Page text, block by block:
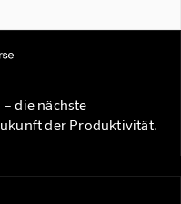
die nächste
der Produktivität.